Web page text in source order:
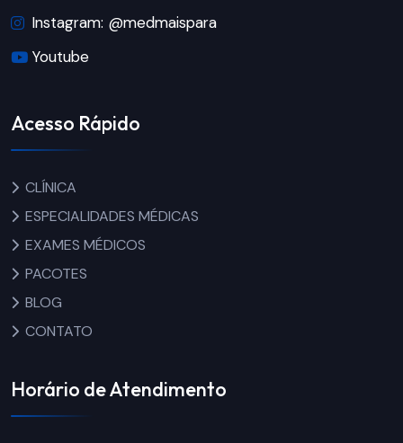
Instagram: @medmaispara
Youtube
Acesso Rápido
CLÍNICA
ESPECIALIDADES MÉDICAS
EXAMES MÉDICOS
PACOTES
BLOG
CONTATO
Horário de Atendimento